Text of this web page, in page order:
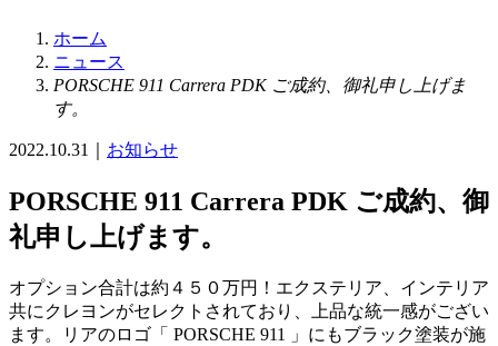
ホーム
ニュース
PORSCHE 911 Carrera PDK ご成約、御礼申し上げま
す。
2022.10.31 お知らせ
PORSCHE 911 Carrera PDK ご成約、御
礼申し上げます。
オプション合計は約４５０万円！エクステリア、インテリア
共にクレヨンがセレクトされており、上品な統一感がござい
ます。リアのロゴ「 PORSCHE 911 」にもブラック塗装が施